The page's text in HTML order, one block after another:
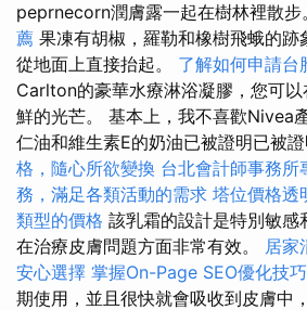
peprnecorn潤膚露一起在樹林裡散步
薦 果凍有胡椒，羅勒和橡樹飛蛾的跡
從地面上直接抬起。 了解如何申請台
Carlton的豪華水療淋浴凝膠，您可
鮮的光芒。 基本上，我不喜歡Nivea
仁油和維生素E的奶油已被證明已被證
格，隨心所欲變換 台北會計師事務所
務，滿足各類活動的需求 塔位價格透
類型的價格 該乳霜的設計是特別敏感
在治療皮膚問題方面非常有效。 居家
安心選擇 掌握On-Page SEO優化技巧
期使用，並且很快就會吸收到皮膚中